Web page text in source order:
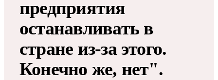
предприятия
останавливать в
стране из-за этого.
Конечно же, нет".